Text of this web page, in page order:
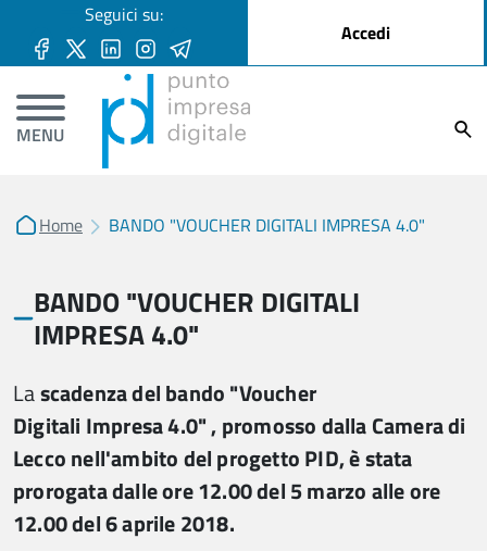
Seguici su: User account menu
Accedi
MENU
Home BANDO "VOUCHER DIGITALI IMPRESA 4.0"
BANDO "VOUCHER DIGITALI
IMPRESA 4.0"
Lascadenza del bando "Voucher
Digitali Impresa 4.0" , promosso dalla Camera di
Lecco nell'ambito del progetto PID, è stata
prorogata dalle ore 12.00 del 5 marzo alle ore
12.00 del 6 aprile 2018.